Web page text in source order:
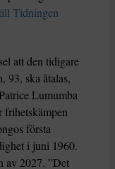
Tidningen
att den tidigare
93, ska åtalas,
Lumumba
frihetskämpen
första
i juni 1960.
av 2027. ”Det